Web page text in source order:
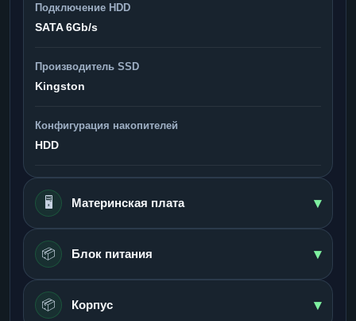
Подключение HDD
SATA 6Gb/s
Производитель SSD
Kingston
Конфигурация накопителей
HDD
🖥️ Материнская плата ▾
📦 Блок питания ▾
📦 Корпус ▾